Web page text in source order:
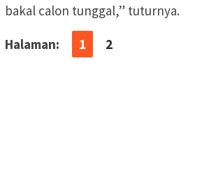
bakal calon tunggal,” tuturnya.
Halaman:
1 2